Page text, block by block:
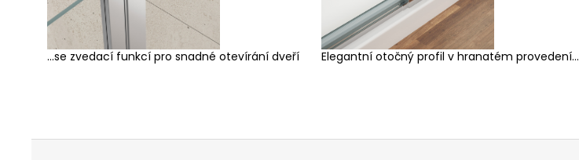
...se zvedací funkcí pro snadné otevírání dveří Elegantní otočný profil v hranatém provedení...